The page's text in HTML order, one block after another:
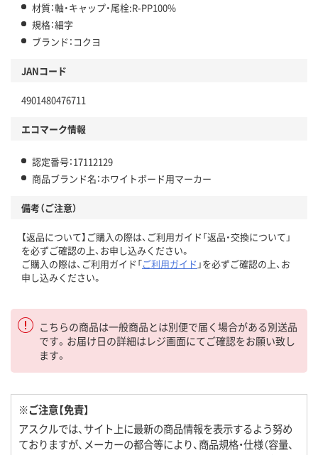
材質：軸・キャップ・尾栓:R-PP100%
規格：細字
ブランド：コクヨ
JANコード
4901480476711
エコマーク情報
認定番号：17112129
商品ブランド名：ホワイトボード用マーカー
備考（ご注意）
【返品について】ご購入の際は、ご利用ガイド「返品・交換について」
を必ずご確認の上、お申し込みください。
ご購入の際は、ご利用ガイド「ご利用ガイド 」を必ずご確認の上、お
申し込みください。
こちらの商品は一般商品とは別便で届く場合がある別送品
です。お届け日の詳細はレジ画面にてご確認をお願い致し
ます。
※ご注意【免責】
アスクルでは、サイト上に最新の商品情報を表示するよう努め
ておりますが、メーカーの都合等により、商品規格・仕様（容量、